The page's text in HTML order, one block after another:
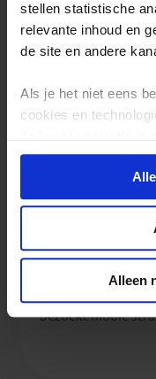
stellen statistische
relevante inhoud en
de site en andere
Als je het niet eens
cookies en
onder aan de pagina
toekomst wijzigen.
Alleen
Collega Isabel
weekse Australië
deze reis door het
bezoekt mooie